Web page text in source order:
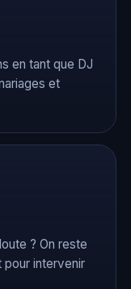
en tant que DJ
et
? On reste
intervenir